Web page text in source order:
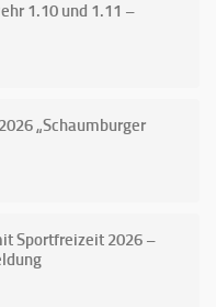
1.10 und 1.11 –
„Schaumburger
Sportfreizeit 2026 –